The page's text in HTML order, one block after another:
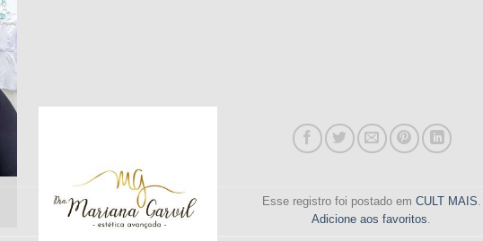
Esse registro foi postado em CULT MAIS.
Adicione aos favoritos.